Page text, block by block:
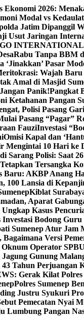
Ekonomi 2026:
Modal vs
Jatim Dipanggil
Usut Jaringan
Rabu Tanpa BBM
‘Jinakkan’ Pasar
Wajah Baru
Amal di Masjid
Panik!Pangkat
Pangan
Polisi Pasang
Pasang “Pagar”
FauziInvestasi
Omisi Kapal dan
Mengintai 10 Hari ke
Sarang Polisi: Saat
Tersangka
Baru: AKBP Anang
100 Lansia di
Kiblat
Aparat
Ungkap Kasus
Bodong
Sumenep Atur Jam
Versi
Operator
Gunung
Tahun Perjuangan
Gerak Kilat
Polres Sumenep
Justru Syukuri
Pemecatan Nyai
Lumbung Pangan